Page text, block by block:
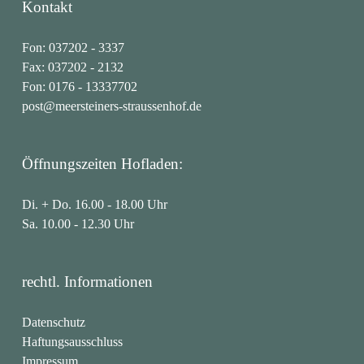
Kontakt
Fon:037202 - 3337
Fax: 037202 - 2132
Fon:0176 - 13337702
post@meersteiners-straussenhof.de
Öffnungszeiten Hofladen:
Di. + Do. 16.00 - 18.00 Uhr
Sa. 10.00 - 12.30 Uhr
rechtl. Informationen
Datenschutz
Haftungsausschluss
Impressum